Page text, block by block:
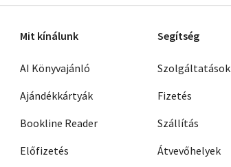
Mit kínálunk
AI Könyvajánló
Ajándékkártyák
Bookline Reader
Előfizetés
Segítség
Szolgáltatások
Fizetés
Szállítás
Átvevőhelyek